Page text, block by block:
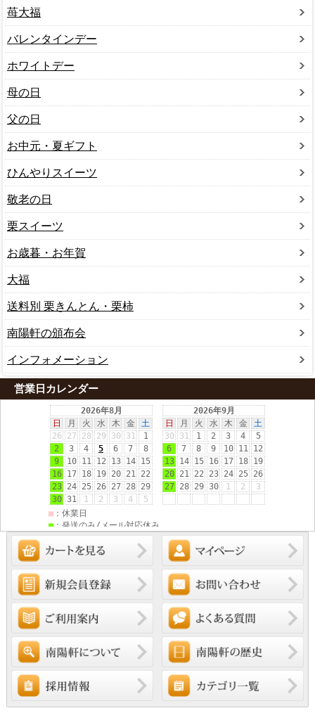
苺大福
バレンタインデー
ホワイトデー
母の日
父の日
お中元・夏ギフト
ひんやりスイーツ
敬老の日
栗スイーツ
お歳暮・お年賀
大福
送料別 栗きんとん・栗柿
南陽軒の頒布会
インフォメーション
営業日カレンダー